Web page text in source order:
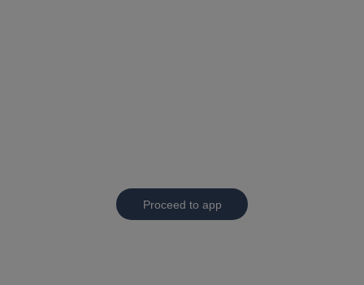
Proceed to app